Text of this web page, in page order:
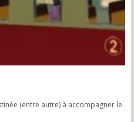
(entre autre) à accompagner le